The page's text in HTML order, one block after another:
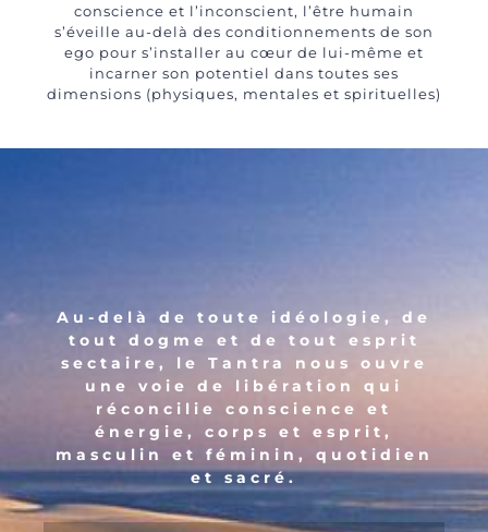
conscience et l’inconscient, l’être humain
s’éveille au-delà des conditionnements de son
ego pour s’installer au cœur de lui-même et
incarner son potentiel dans toutes ses
dimensions (physiques, mentales et spirituelles)
Au-delà de toute idéologie, de
tout dogme et de tout esprit
sectaire, le Tantra nous ouvre
une voie de libération qui
réconcilie conscience et
énergie, corps et esprit,
masculin et féminin, quotidien
et sacré.